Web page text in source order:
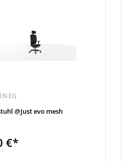
EG
@Just evo mesh
€*